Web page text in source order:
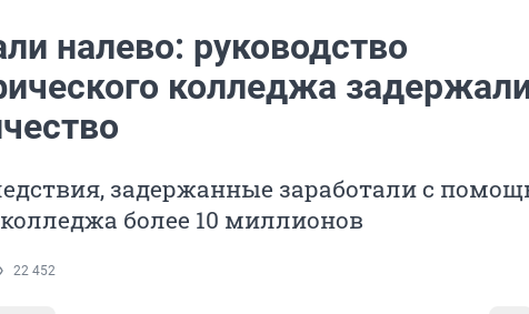
налево: руководство
колледжа
задержанные заработали с
более 10 миллионов
22 452